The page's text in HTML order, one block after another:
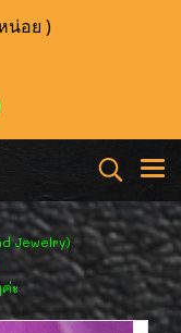
น่อย )
Jewelry)
ะ